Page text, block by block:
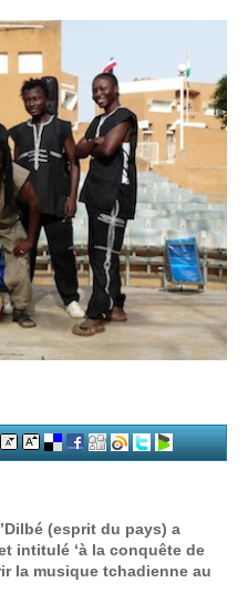
(esprit du pays) a
intitulé ‘à la conquête de
la musique tchadienne au